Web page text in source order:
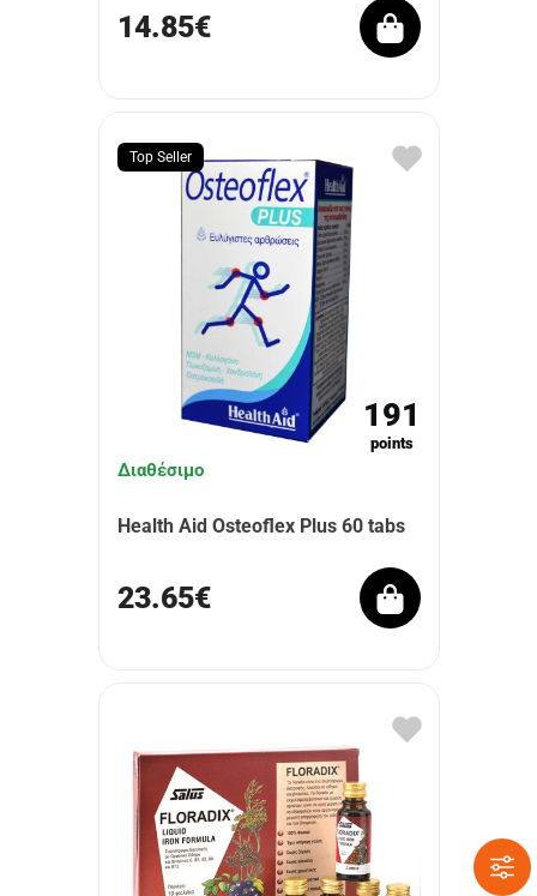
14.85€
Top Seller
191
points
Διαθέσιμο
Health Aid Osteoflex Plus 60 tabs
23.65€